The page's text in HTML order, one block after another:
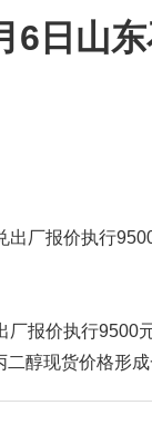
6日山
厂报价执行
报价执行9500
醇现货价格形